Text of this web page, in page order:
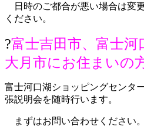
日時のご都合が悪い場合は変
ください。
?富士吉田市、富士河
大月市にお住まいの
富士河口湖ショッピングセンタ
張説明会を随時行います。
まずはお問い合わせください。